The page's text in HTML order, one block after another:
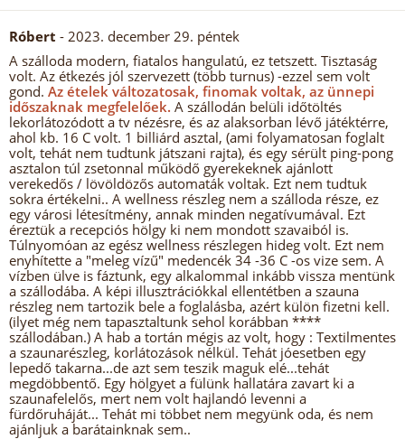
Róbert - 2023. december 29. péntek
A szálloda modern, fiatalos hangulatú, ez tetszett. Tisztaság
volt. Az étkezés jól szervezett (több turnus) -ezzel sem volt
gond. Az ételek változatosak, finomak voltak, az ünnepi
időszaknak megfelelőek. A szállodán belüli időtöltés
lekorlátozódott a tv nézésre, és az alaksorban lévő játéktérre,
ahol kb. 16 C volt. 1 billiárd asztal, (ami folyamatosan foglalt
volt, tehát nem tudtunk játszani rajta), és egy sérült ping-pong
asztalon túl zsetonnal működő gyerekeknek ajánlott
verekedős / lövöldözős automaták voltak. Ezt nem tudtuk
sokra értékelni.. A wellness részleg nem a szálloda része, ez
egy városi létesítmény, annak minden negatívumával. Ezt
éreztük a recepciós hölgy ki nem mondott szavaiból is.
Túlnyomóan az egész wellness részlegen hideg volt. Ezt nem
enyhítette a "meleg vízű" medencék 34 -36 C -os vize sem. A
vízben ülve is fáztunk, egy alkalommal inkább vissza mentünk
a szállodába. A képi illusztrációkkal ellentétben a szauna
részleg nem tartozik bele a foglalásba, azért külön fizetni kell.
(ilyet még nem tapasztaltunk sehol korábban ****
szállodában.) A hab a tortán mégis az volt, hogy : Textilmentes
a szaunarészleg, korlátozások nélkül. Tehát jóesetben egy
lepedő takarna...de azt sem teszik maguk elé...tehát
megdöbbentő. Egy hölgyet a fülünk hallatára zavart ki a
szaunafelelős, mert nem volt hajlandó levenni a
fürdőruháját... Tehát mi többet nem megyünk oda, és nem
ajánljuk a barátainknak sem..